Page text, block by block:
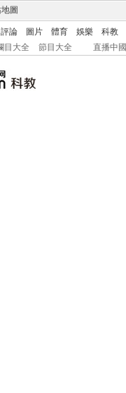
圖
評論 圖片 體育 娛樂 科教
目大全 節目大全 直播中國